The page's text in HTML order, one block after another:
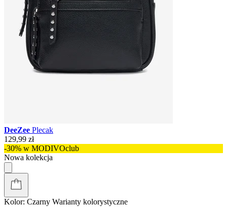
DeeZee Plecak
129,99 zł
-30% w MODIVOclub
Nowa kolekcja
Kolor: Czarny Warianty kolorystyczne